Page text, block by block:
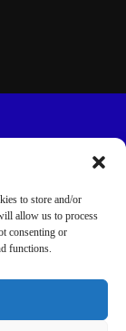
to store and/or
allow us to process
consenting or
functions.
COOKIE POLICY